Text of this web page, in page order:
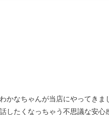
なちゃんが当店にやってき
たくなっちゃう不思議な安